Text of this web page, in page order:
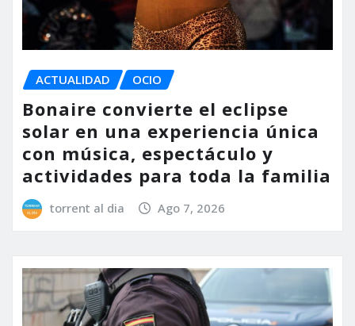
ACTUALIDAD OCIO
Bonaire convierte el eclipse
solar en una experiencia única
con música, espectáculo y
actividades para toda la familia
torrent al dia Ago 7, 2026